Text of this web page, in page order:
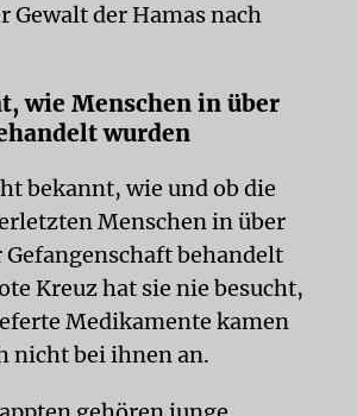
Gewalt der Hamas nach
wie Menschen in über
wurden
bekannt, wie und ob die
Menschen in über
Gefangenschaft behandelt
Kreuz hat sie nie besucht,
Medikamente kamen
nicht bei ihnen an.